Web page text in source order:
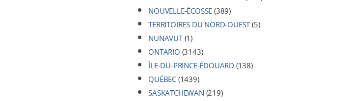
NOUVELLE-ÉCOSSE (389)
TERRITOIRES DU NORD-OUEST(5)
NUNAVUT(1)
ONTARIO (3143)
ÎLE-DU-PRINCE-ÉDOUARD (138)
QUÉBEC (1439)
SASKATCHEWAN (219)